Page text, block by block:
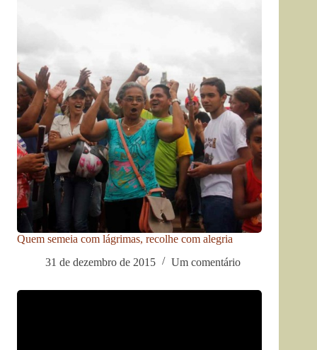
Quem semeia com lágrimas, recolhe com alegria
31 de dezembro de 2015
Um comentário